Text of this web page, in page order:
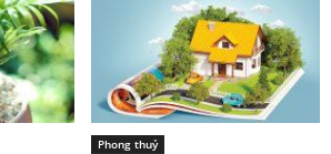
Phong thuỷ